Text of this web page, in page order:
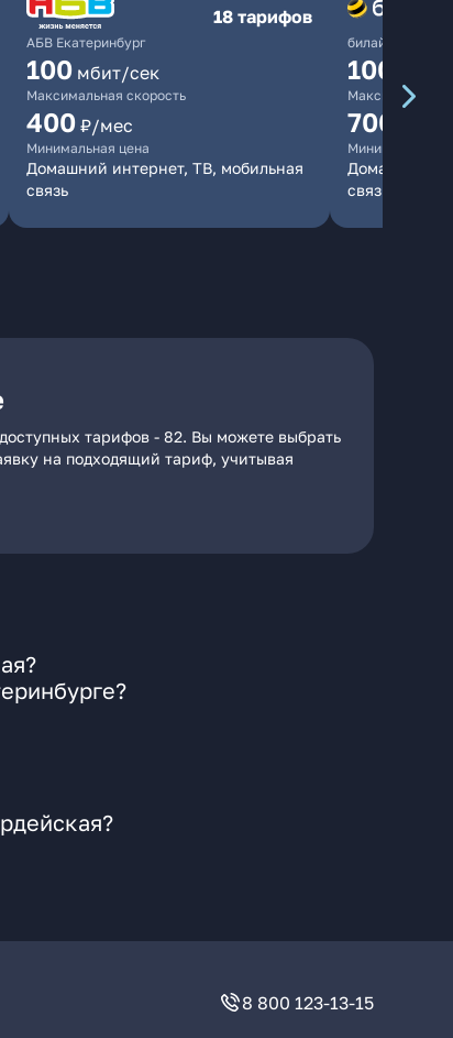
АБВ Екатеринбург
18 тарифов
100 мбит/сек
Максимальная скорость
400 ₽/мес
Минимальная цена
Домашний интернет, ТВ, мобильная
связь
билайн
1000
Максимальная
700
Минимальная
Домашний
связь
тарифов - 82. Вы можете выбрать
на подходящий тариф, учитывая
8 800 123-13-15